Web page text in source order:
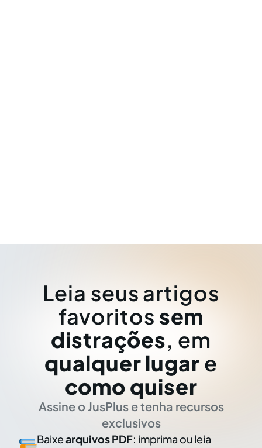
Leia seus artigos
favoritos sem
distrações, em
qualquer lugar e
como quiser
Assine o JusPlus e tenha recursos
exclusivos
Baixearquivos PDF: imprima ou leia